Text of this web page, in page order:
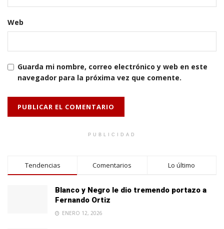
Web
Guarda mi nombre, correo electrónico y web en este
navegador para la próxima vez que comente.
PUBLICIDAD
Tendencias Comentarios Lo último
Blanco y Negro le dio tremendo portazo a
Fernando Ortiz
ENERO 12, 2026